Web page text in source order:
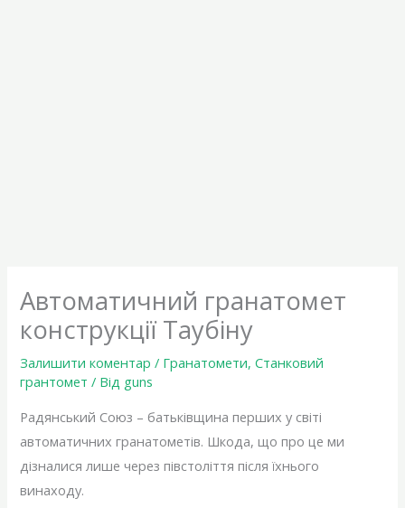
Автоматичний гранатомет
конструкції Таубіну
Залишити коментар / Гранатомети,Станковий
грантомет / Від guns
Радянський Союз – батьківщина перших у світі
автоматичних гранатометів. Шкода, що про це ми
дізналися лише через півстоліття після їхнього
винаходу.